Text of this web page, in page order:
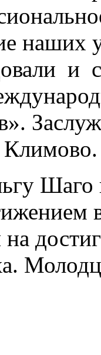
наших
и
Климово.
на